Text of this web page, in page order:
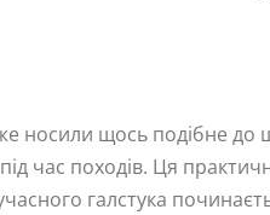
носили щось подібне
час походів. Ця
галстука